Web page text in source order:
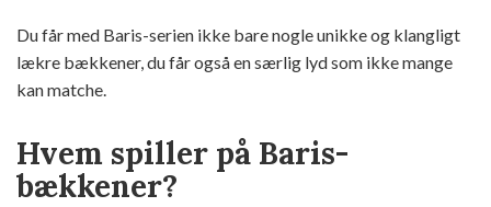
Du får med Baris-serien ikke bare nogle unikke og klangligt
lækre bækkener, du får også en særlig lyd som ikke mange
kan matche.
Hvem spiller på Baris-
bækkener?